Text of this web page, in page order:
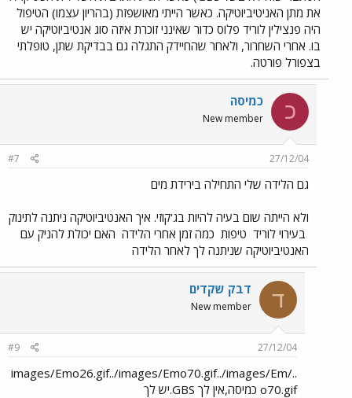
את מתן האניטיביוטיקה. כאשר הייתי מאושפזת (בהריון עצמו) הטיפול
היה פנצילין לוריד פלוס כדור שאינני זוכרת איזה סוג אנטיביוטיקה יש
בו. אחרי השחרור, ולאחר שהחיידק התגלה גם בבדיקת שתן, טופלתי
בצפורל פורטה.
כ כמיסה
New member
27/12/04
#7
גם הלידה שלי התחילה בירידת מים
ולא הייתה שום בעיה להיות בג'קוזי. איך האנטיביוטיקה ניתנה לתינוק
בעירוי לוריד טיפות כמה זמן אחרי הלידה האם יכולת להניק עם
האנטיביוטיקה שניתנה לך לאחר הלידה
ד דבק שקדים
New member
27/12/04
#9
../images/Emo26.gif../images/Emo70.gif../images/Em
o70.gif כמיסה,אין לך GBS.יש לך